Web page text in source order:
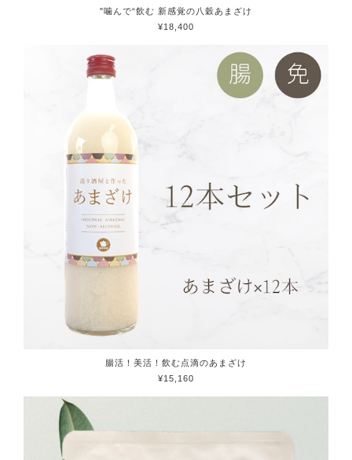
"噛んで“飲む 新感覚の八穀あまざけ
¥18,400
腸活！美活！飲む点滴のあまざけ
¥15,160